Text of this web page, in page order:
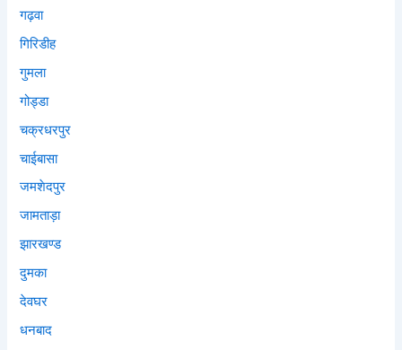
गढ़वा
गिरिडीह
गुमला
गोड्डा
चक्रधरपुर
चाईबासा
जमशेदपुर
जामताड़ा
झारखण्ड
दुमका
देवघर
धनबाद